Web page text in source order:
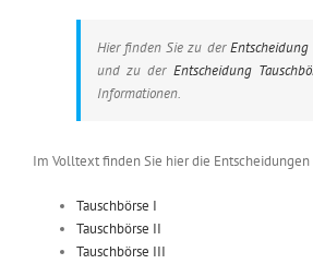
Hier finden Sie zu derEntscheidung
und zu der Entscheidung
Informationen.
Im Volltext finden Sie hier die Entscheidungen
Tauschbörse I
Tauschbörse II
Tauschbörse III